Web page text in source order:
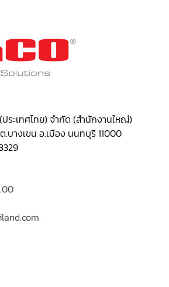
ระเทศไทย) จำกัด (สำนักงานใหญ่)
.บางเขน อ.เมือง นนทบุรี 11000